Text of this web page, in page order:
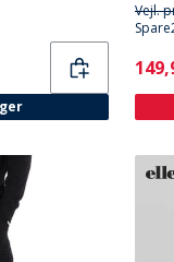
Vejl.
Spare